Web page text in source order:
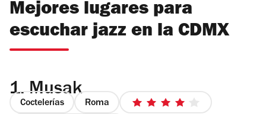
Mejores lugares para
escuchar jazz en la CDMX
1. Musak
Coctelerías Roma
4